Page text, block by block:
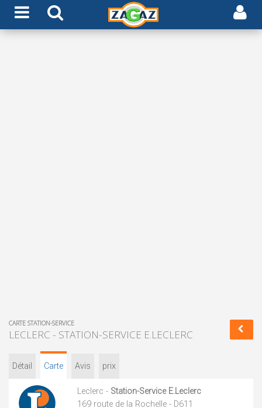
CARTE STATION-SERVICE
LECLERC - STATION-SERVICE E.LECLERC
Détail Carte Avis prix
Leclerc - Station-Service E.Leclerc
169 route de la Rochelle - D611